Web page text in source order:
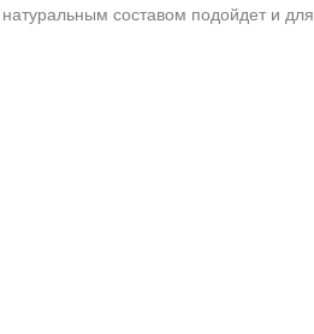
составом подойдет и для